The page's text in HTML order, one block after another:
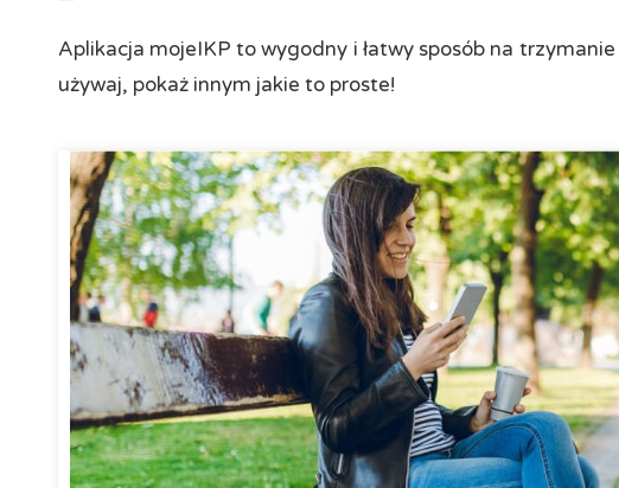
Aplikacja mojeIKP to wygodny i łatwy sposób na
używaj, pokaż innym jakie to proste!